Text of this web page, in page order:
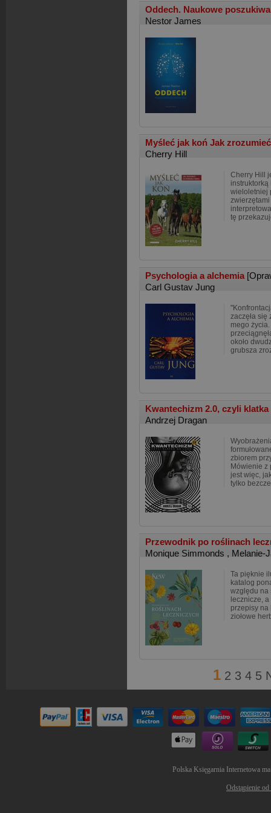
Oddech. Naukowe
Nestor James
Myśleć jak koń Jak
Cherry Hill
Cherry Hill
instruktorką
wieloletniej
zwierzętami
tę
Psychologia a alchemia
Carl Gustav Jung
zaczęła się
mego
około
grubsza
Kwantechizm 2.0, czyli
Andrzej Dragan
zbiorem
Mówienie z
jest więc,
tylko
Przewodnik po roślinach
Monique Simmonds , Melanie-
Ta pięknie
katalog
względu na
lecznicze,
przepisy na
ziołowe
1 2 3 4 5
Polska Księgarnia Internetowa
Odstąpienie